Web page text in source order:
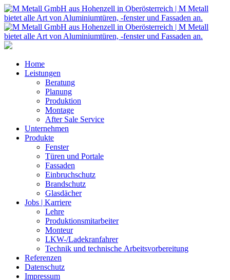
Home
Leistungen
Beratung
Planung
Produktion
Montage
After Sale Service
Unternehmen
Produkte
Fenster
Türen und Portale
Fassaden
Einbruchschutz
Brandschutz
Glasdächer
Jobs | Karriere
Lehre
Produktionsmitarbeiter
Monteur
LKW-/Ladekranfahrer
Technik und technische Arbeitsvorbereitung
Referenzen
Datenschutz
Impressum